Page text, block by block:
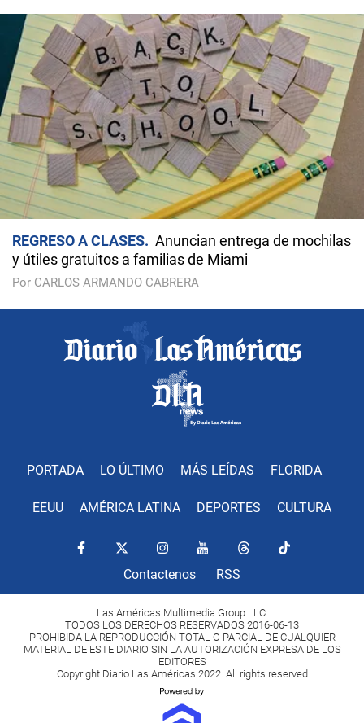
REGRESO A CLASES
Anuncian entrega de mochilas
y útiles gratuitos a familias de Miami
Por CARLOS ARMANDO CABRERA
PORTADA LO ÚLTIMO MÁS LEÍDAS FLORIDA
EEUU AMÉRICA LATINA DEPORTES CULTURA
Contactenos RSS
Las Américas Multimedia Group LLC.
TODOS LOS DERECHOS RESERVADOS 2016-06-13
PROHIBIDA LA REPRODUCCIÓN TOTAL O PARCIAL DE CUALQUIER
MATERIAL DE ESTE DIARIO SIN LA AUTORIZACIÓN EXPRESA DE LOS
EDITORES
Copyright Diario Las Américas 2022. All rights reserved